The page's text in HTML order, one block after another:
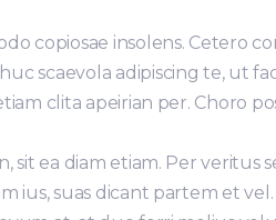
copiosae insolens. Cetero
scaevola adipiscing te, ut
clita apeirian per. Choro
ea diam etiam. Per veritus
ius, suas dicant partem et